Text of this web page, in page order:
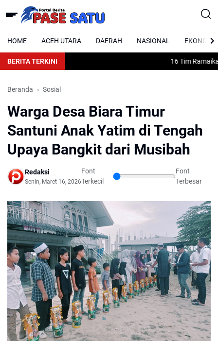
HOME ACEH UTARA DAERAH NASIONAL EKONOMI
BERITA TERKINI 16 Tim Ramaikan
Beranda Sosial
Warga Desa Biara Timur
Santuni Anak Yatim di Tengah
Upaya Bangkit dari Musibah
Redaksi
Senin, Maret 16, 2026
Font
Terkecil
Font
Terbesar